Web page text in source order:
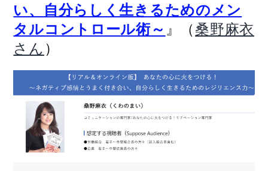
い、自分らしく生きるためのメン
タルコントロール術～ 』（桑野麻衣
さん ）